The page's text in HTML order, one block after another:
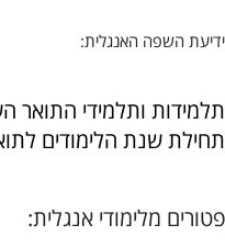
ידיעת השפה האנגלית:
תלמידות ותלמידי
תחילת שנת הלימודים
פטורים מלימודי אנגלית: